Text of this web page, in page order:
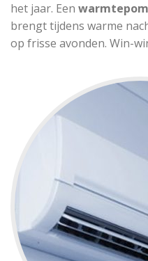
het jaar. Een
brengt tijdens warme
op frisse avonden. Win-